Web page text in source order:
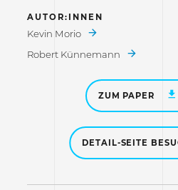
AUTOR:INNEN
Kevin Morio
Robert Künnemann
ZUM PAPER
DETAIL-SEITE